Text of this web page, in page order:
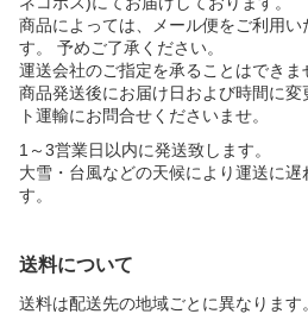
商品によっては、メール便をご利用い
す。 予めご了承ください。
運送会社のご指定を承ることはできま
商品発送後にお届け日および時間に
ト運輸にお問合せくださいませ。
1～3営業日以内に発送致します。
大雪・台風などの天候により運送に
す。
送料について
送料は配送先の地域ごとに異なりま